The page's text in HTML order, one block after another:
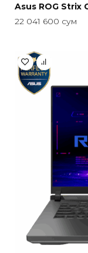
Asus ROG Strix
22 041 600 сум